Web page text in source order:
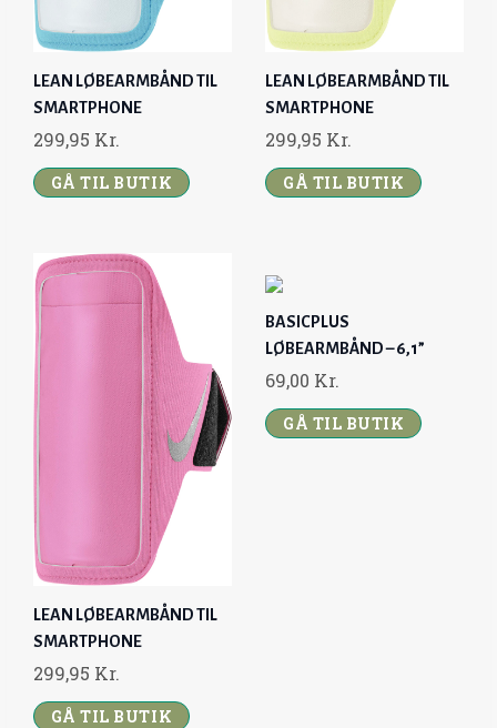
LEAN LØBEARMBÅND TIL
SMARTPHONE
299,95 Kr.
GÅ TIL BUTIK
LEAN LØBEARMBÅND TIL
SMARTPHONE
299,95 Kr.
GÅ TIL BUTIK
LEAN LØBEARMBÅND TIL
SMARTPHONE
299,95 Kr.
GÅ TIL BUTIK
BASICPLUS
LØBEARMBÅND – 6,1”
69,00 Kr.
GÅ TIL BUTIK